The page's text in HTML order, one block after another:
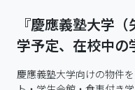
『慶應義塾大学
学予定、在校中の
慶應義塾大学向けの物件